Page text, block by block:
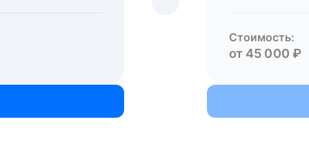
Стоимость:
от 45 000 ₽